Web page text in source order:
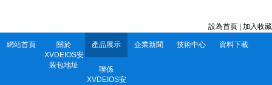
設為首頁 加入收藏
網站首頁
關於
XVDEIOS安
装包地址
產品展示 企業新聞 技術中心 資料下載
聯係
XVDEIOS安